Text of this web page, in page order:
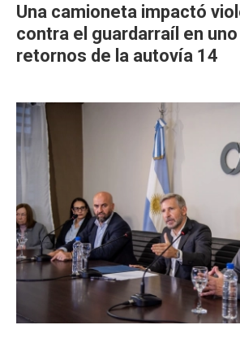
Una camioneta impactó
contra el guardarraíl en
retornos de la autovía 14